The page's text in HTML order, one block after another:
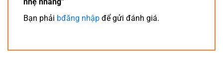
Bạn phải bđăng nhập để gửi đánh giá.